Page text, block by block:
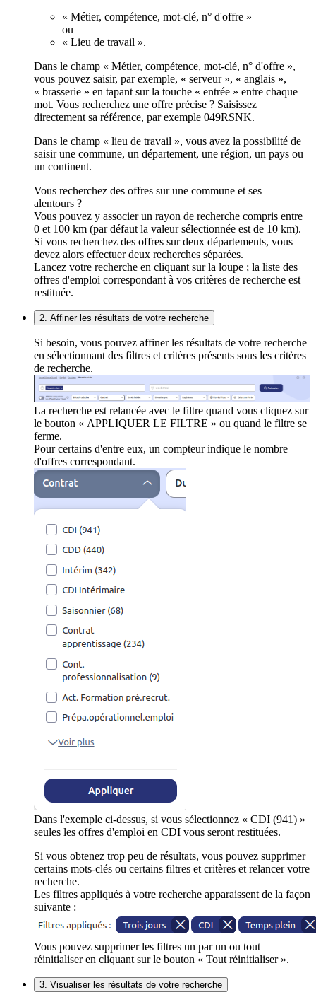
« Métier, compétence, mot-clé, n° d'offre »
ou
« Lieu de travail ».
Dans le champ « Métier, compétence, mot-clé, n° d'offre »,
vous pouvez saisir, par exemple, « serveur », « anglais »,
« brasserie » en tapant sur la touche « entrée » entre chaque
mot. Vous recherchez une offre précise ? Saisissez
directement sa référence, par exemple 049RSNK.
Dans le champ « lieu de travail », vous avez la possibilité de
saisir une commune, un département, une région, un pays ou
un continent.
Vous recherchez des offres sur une commune et ses
alentours ?
Vous pouvez y associer un rayon de recherche compris entre
0 et 100 km (par défaut la valeur sélectionnée est de 10 km).
Si vous recherchez des offres sur deux départements, vous
devez alors effectuer deux recherches séparées.
Lancez votre recherche en cliquant sur la loupe ; la liste des
offres d'emploi correspondant à vos critères de recherche est
restituée.
2. Affiner les résultats de votre recherche
Si besoin, vous pouvez affiner les résultats de votre recherche
en sélectionnant des filtres et critères présents sous les critères
de recherche.
La recherche est relancée avec le filtre quand vous cliquez sur
le bouton « APPLIQUER LE FILTRE » ou quand le filtre se
ferme.
Pour certains d'entre eux, un compteur indique le nombre
d'offres correspondant.
Dans l'exemple ci-dessus, si vous sélectionnez « CDI (941) »
seules les offres d'emploi en CDI vous seront restituées.
Si vous obtenez trop peu de résultats, vous pouvez supprimer
certains mots-clés ou certains filtres et critères et relancer votre
recherche.
Les filtres appliqués à votre recherche apparaissent de la façon
suivante :
Vous pouvez supprimer les filtres un par un ou tout
réinitialiser en cliquant sur le bouton « Tout réinitialiser ».
3. Visualiser les résultats de votre recherche